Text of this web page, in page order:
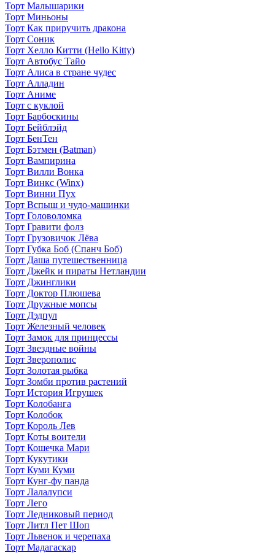
Торт Малышарики
Торт Миньоны
Торт Как приручить дракона
Торт Соник
Торт Хелло Китти (Hello Kitty)
Торт Автобус Тайо
Торт Алиса в стране чудес
Торт Алладин
Торт Аниме
Торт с куклой
Торт Барбоскины
Торт Бейблэйд
Торт БенТен
Торт Бэтмен (Batman)
Торт Вампирина
Торт Вилли Вонка
Торт Винкс (Winx)
Торт Винни Пух
Торт Вспыш и чудо-машинки
Торт Головоломка
Торт Гравити фолз
Торт Грузовичок Лёва
Торт Губка Боб (Спанч Боб)
Торт Даша путешественница
Торт Джейк и пираты Нетландии
Торт Джинглики
Торт Доктор Плюшева
Торт Дружные мопсы
Торт Дэдпул
Торт Железный человек
Торт Замок для принцессы
Торт Звездные войны
Торт Зверополис
Торт Золотая рыбка
Торт Зомби против растений
Торт История Игрушек
Торт Колобанга
Торт Колобок
Торт Король Лев
Торт Коты воители
Торт Кошечка Мари
Торт Кукутики
Торт Куми Куми
Торт Кунг-фу панда
Торт Лалалупси
Торт Лего
Торт Ледниковый период
Торт Литл Пет Шоп
Торт Львенок и черепаха
Торт Мадагаскар